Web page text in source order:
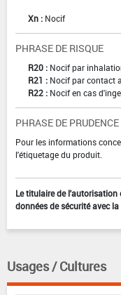
Xn : Nocif
PHRASE DE RISQUE
R20 : Nocif par
R21 : Nocif par contact
R22 : Nocif en cas
PHRASE DE PRUDENCE
Pour les informations
l'étiquetage du produit.
Le titulaire de l'autorisation
données de sécurité avec
Usages / Cultures